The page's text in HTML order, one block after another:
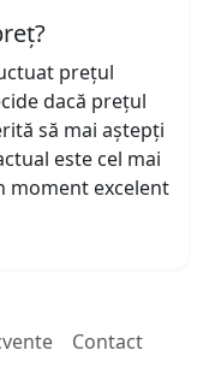
prețul
dacă prețul
să mai aștepți
este cel mai
moment excelent
Contact